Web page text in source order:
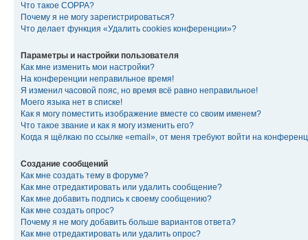
Что такое COPPA?
Почему я не могу зарегистрироваться?
Что делает функция «Удалить cookies конференции»?
Параметры и настройки пользователя
Как мне изменить мои настройки?
На конференции неправильное время!
Я изменил часовой пояс, но время всё равно неправильное!
Моего языка нет в списке!
Как я могу поместить изображение вместе со своим именем?
Что такое звание и как я могу изменить его?
Когда я щёлкаю по ссылке «email», от меня требуют войти на
Создание сообщений
Как мне создать тему в форуме?
Как мне отредактировать или удалить сообщение?
Как мне добавить подпись к своему сообщению?
Как мне создать опрос?
Почему я не могу добавить больше вариантов ответа?
Как мне отредактировать или удалить опрос?